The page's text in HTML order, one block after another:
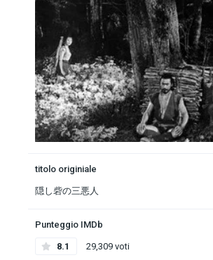
titolo originiale
隠し砦の三悪人
Punteggio IMDb
8.1 29,309 voti